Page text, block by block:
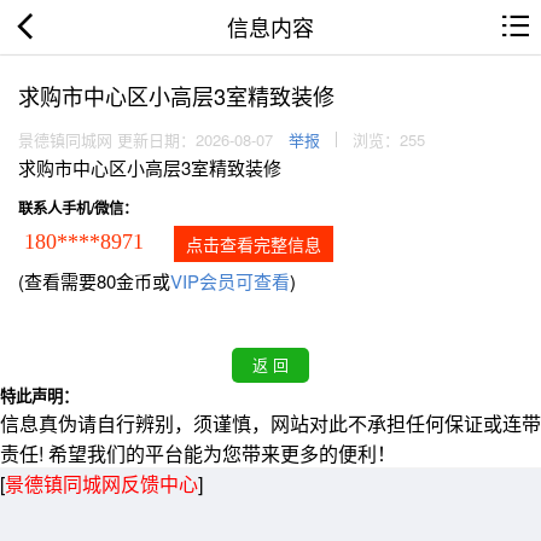
信息内容
求购市中心区小高层3室精致装修
景德镇同城网 更新日期：2026-08-07 举报 浏览：255
求购市中心区小高层3室精致装修
联系人手机/微信：
180****8971 点击查看完整信息
(查看需要80金币或VIP会员可查看)
特此声明：
信息真伪请自行辨别，须谨慎，网站对此不承担任何保证或连带
责任! 希望我们的平台能为您带来更多的便利！
[景德镇同城网反馈中心]